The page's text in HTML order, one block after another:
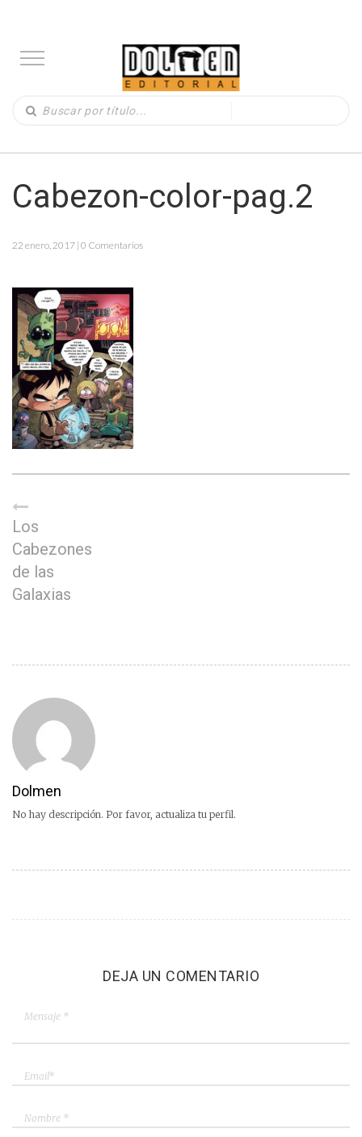
Cabezon-color-pag.2
22 enero, 2017 | 0 Comentarios
Los
Cabezones
de las
Galaxias
Dolmen
No hay descripción. Por favor, actualiza tu perfil.
DEJA UN COMENTARIO